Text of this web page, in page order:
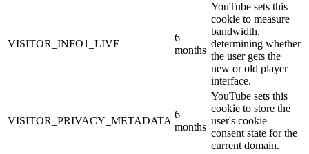
VISITOR_INFO1_LIVE
6
months
YouTube sets this
cookie to measure
bandwidth,
determining whether
the user gets the
new or old player
interface.
VISITOR_PRIVACY_METADATA
6
months
YouTube sets this
cookie to store the
user's cookie
consent state for the
current domain.